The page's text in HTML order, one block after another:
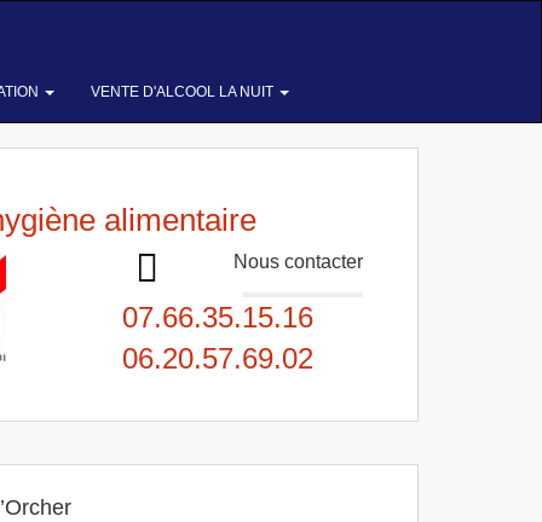
VENTE D'ALCOOL LA NUIT
alimentaire
Nous contacter
07.66.35.15.16
06.20.57.69.02